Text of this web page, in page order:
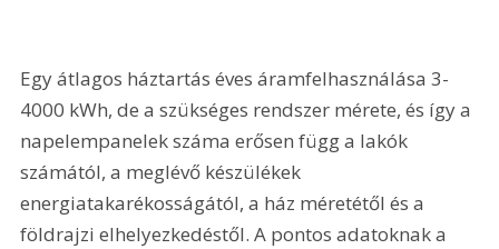
Egy átlagos háztartás éves áramfelhasználása 3-
4000 kWh, de a szükséges rendszer mérete, és így a
napelempanelek száma erősen függ a lakók
számától, a meglévő készülékek
energiatakarékosságától, a ház méretétől és a
földrajzi elhelyezkedéstől. A pontos adatoknak a